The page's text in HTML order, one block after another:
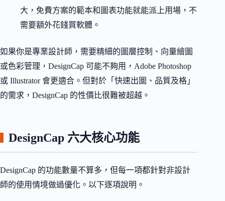
大，免費方案的範本和圖表功能就能派上用場，不
需要額外花錢買軟體。
如果你是專業設計師，需要精細的圖層控制、向量繪圖
或色彩管理，DesignCap 可能不夠用，Adobe Photoshop
或 Illustrator 會更適合。但對於「快速出圖、品質及格」
的需求，DesignCap 的性價比很難被超越。
DesignCap 六大核心功能
DesignCap 的功能數量不算多，但每一項都針對非設計
師的使用情境做過優化。以下逐項說明。